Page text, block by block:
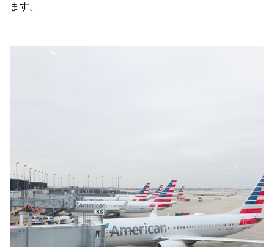
ます。